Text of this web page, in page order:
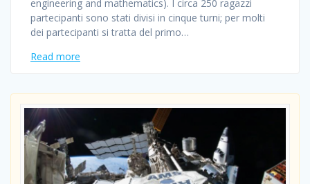
engineering and mathematics). I circa 250 ragazzi
partecipanti sono stati divisi in cinque turni; per molti
dei partecipanti si tratta del primo…
Read more